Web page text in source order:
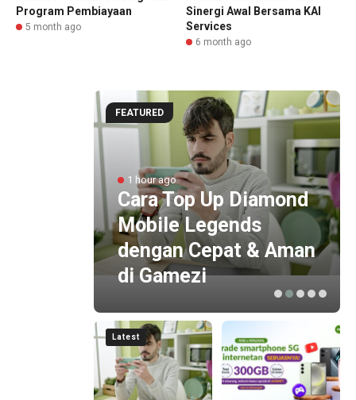
Program Pembiayaan
5 month ago
Sinergi Awal Bersama KAI
Services
6 month ago
FEATURED
1 hour ago
Cara Top Up Diamond
Mobile Legends
dengan Cepat & Aman
di Gamezi
Latest